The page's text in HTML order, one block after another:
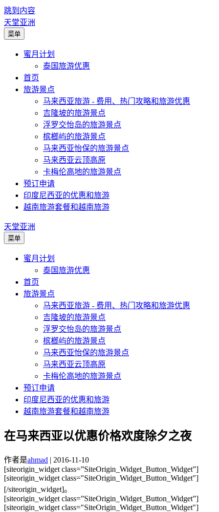
跳到内容
天堂亚洲
菜单
蜜月计划
泰国旅游优惠
首页
旅游景点
马来西亚旅游 - 费用、热门攻略和旅游优惠
吉隆坡的旅游景点
浮罗交怡岛的旅游景点
槟榔屿的旅游景点
马来西亚怡保的旅游景点
马来西亚云顶高原
卡梅伦高地的旅游景点
预订申请
印度尼西亚的优惠和旅游
越南旅游套餐和越南旅游
天堂亚洲
菜单
蜜月计划
泰国旅游优惠
首页
旅游景点
马来西亚旅游 - 费用、热门攻略和旅游优惠
吉隆坡的旅游景点
浮罗交怡岛的旅游景点
槟榔屿的旅游景点
马来西亚怡保的旅游景点
马来西亚云顶高原
卡梅伦高地的旅游景点
预订申请
印度尼西亚的优惠和旅游
越南旅游套餐和越南旅游
在马来西亚以优惠价格欢度除夕之夜
作者是ahmad | 2016-11-10
[siteorigin_widget class=”SiteOrigin_Widget_Button_Widget”]
[siteorigin_widget class="SiteOrigin_Widget_Button_Widget"]
[/siteorigin_widget]。
[siteorigin_widget class=”SiteOrigin_Widget_Button_Widget”]
[siteorigin_widget class="SiteOrigin_Widget_Button_Widget"]